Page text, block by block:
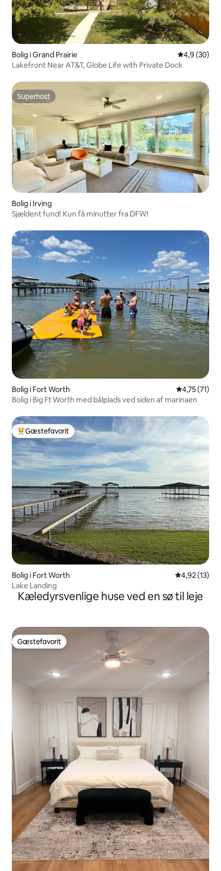
Bolig i Grand Prairie 4,9 ud af 5 i
4,9 (30)
Lakefront Near AT&T, Globe Life with Private Dock
Superhost
Superhost
Bolig i Irving
Sjældent fund! Kun få minutter fra DFW!
Bolig i Fort Worth 4,75 ud af 5
4,75 (71)
Bolig i Big Ft Worth med bålplads ved siden af marinaen
Bedste gæstefavorit
Gæstefavorit
Bolig i Fort Worth 4,92 ud af 5
4,92 (13)
Lake Landing
Kæledyrsvenlige huse ved en sø til leje
Gæstefavorit
Gæstefavorit